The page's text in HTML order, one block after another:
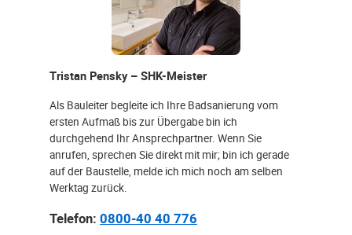
Tristan Pensky – SHK-Meister
Als Bauleiter begleite ich Ihre Badsanierung vom
ersten Aufmaß bis zur Übergabe bin ich
durchgehend Ihr Ansprechpartner. Wenn Sie
anrufen, sprechen Sie direkt mit mir; bin ich gerade
auf der Baustelle, melde ich mich noch am selben
Werktag zurück.
Telefon: 0800-40 40 776